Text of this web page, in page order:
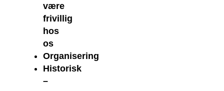
være
frivillig
hos
os
Organisering
Historisk
–